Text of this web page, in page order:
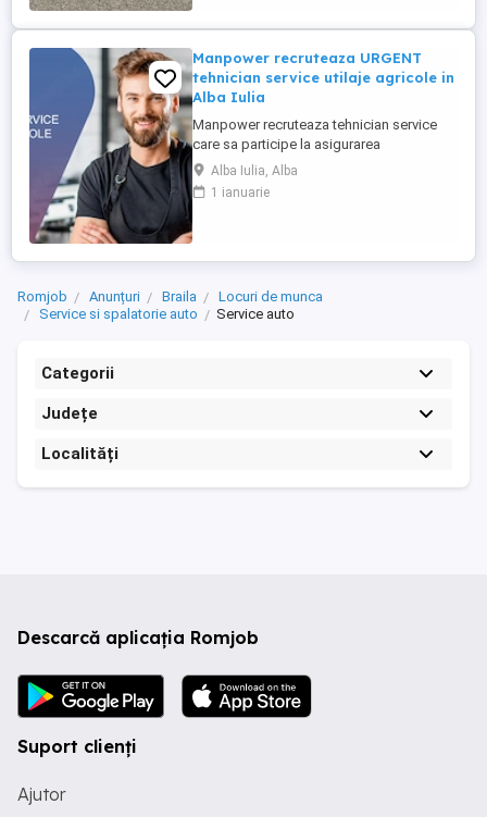
Manpower recruteaza URGENT
tehnician service utilaje agricole in
Alba Iulia
Manpower recruteaza tehnician service
care sa participe la asigurarea
mentenantei, diagnosticarii si repararii
utilajelor agricole (ex: tractoare, combine),
astfel incat acestea sa functioneze la
(mecanica, electrica, ...
Alba Iulia, Alba
1 ianuarie
Romjob Anunțuri Braila
Locuri de munca
Service si spalatorie auto
Service auto
Categorii
Județe
Localități
Descarcă aplicația Romjob
Suport clienți
Ajutor